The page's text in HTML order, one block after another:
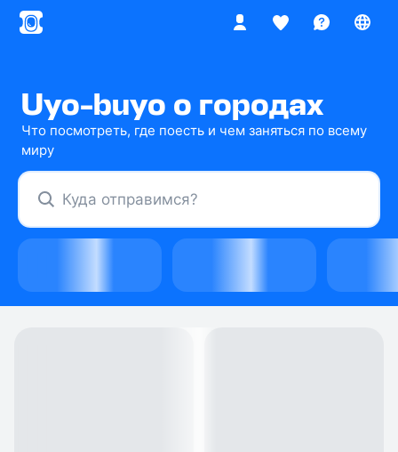
Uyo‑buyo о городах
Что посмотреть, где поесть и чем заняться по всему
миру